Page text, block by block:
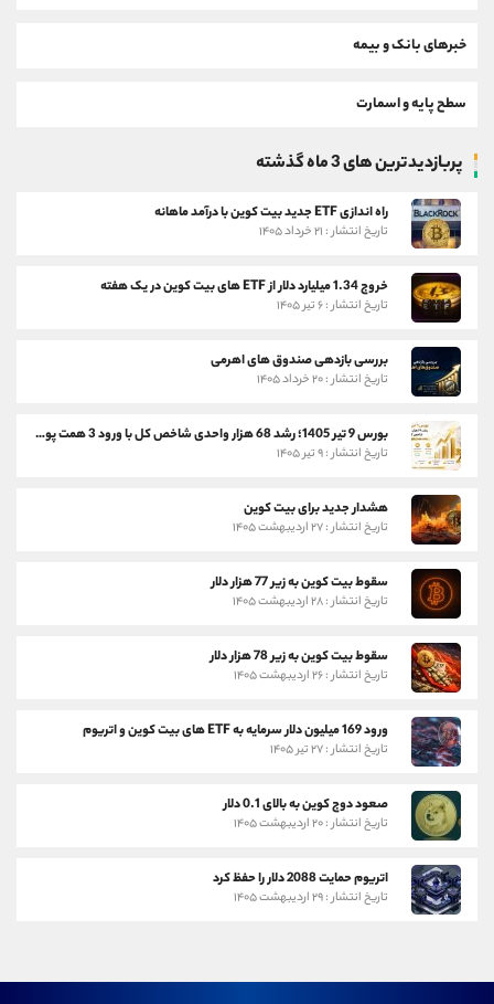
خبرهای بانک و بیمه
سطح پایه و اسمارت
پربازدیدترین های 3 ماه گذشته
راه اندازی ETF جدید بیت کوین با درآمد ماهانه
تاریخ انتشار : ۲۱ خرداد ۱۴۰۵
خروج 1.34 میلیارد دلار از ETF های بیت کوین در یک هفته
تاریخ انتشار : ۶ تیر ۱۴۰۵
بررسی بازدهی صندوق های اهرمی
تاریخ انتشار : ۲۰ خرداد ۱۴۰۵
بورس 9 تیر 1405؛ رشد 68 هزار واحدی شاخص کل با ورود 3 همت پول حقیقی
تاریخ انتشار : ۹ تیر ۱۴۰۵
هشدار جدید برای بیت کوین
تاریخ انتشار : ۲۷ اردیبهشت ۱۴۰۵
سقوط بیت کوین به زیر 77 هزار دلار
تاریخ انتشار : ۲۸ اردیبهشت ۱۴۰۵
سقوط بیت کوین به زیر 78 هزار دلار
تاریخ انتشار : ۲۶ اردیبهشت ۱۴۰۵
ورود 169 میلیون دلار سرمایه به ETF های بیت کوین و اتریوم
تاریخ انتشار : ۲۷ تیر ۱۴۰۵
صعود دوج کوین به بالای 0.1 دلار
تاریخ انتشار : ۲۰ اردیبهشت ۱۴۰۵
اتریوم حمایت 2088 دلار را حفظ کرد
تاریخ انتشار : ۲۹ اردیبهشت ۱۴۰۵